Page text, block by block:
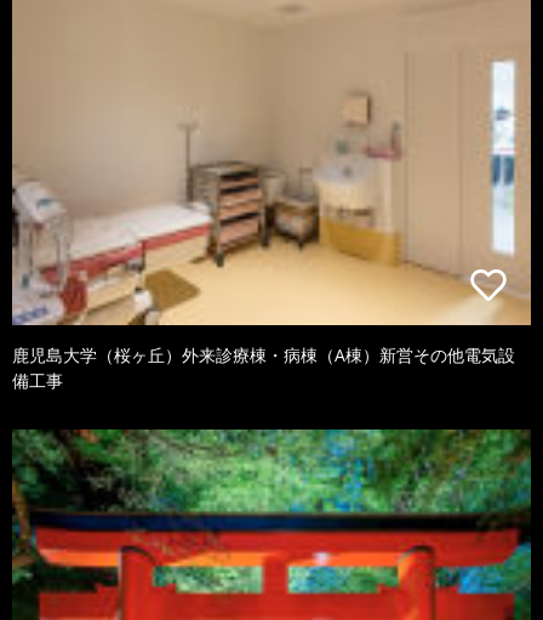
鹿児島大学（桜ヶ丘）外来診療棟・病棟（A棟）新営その他電気設
備工事